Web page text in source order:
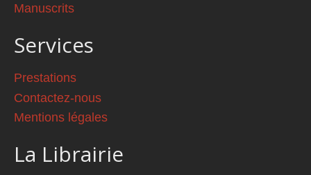
Manuscrits
Services
Prestations
Contactez-nous
Mentions légales
La Librairie